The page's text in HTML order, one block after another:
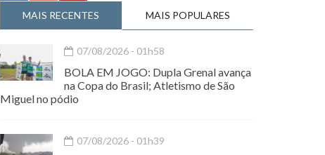
MAIS RECENTES MAIS POPULARES
07/08/2026 - 01h58
BOLA EM JOGO: Dupla Grenal avança
na Copa do Brasil; Atletismo de São
Miguel no pódio
07/08/2026 - 01h39